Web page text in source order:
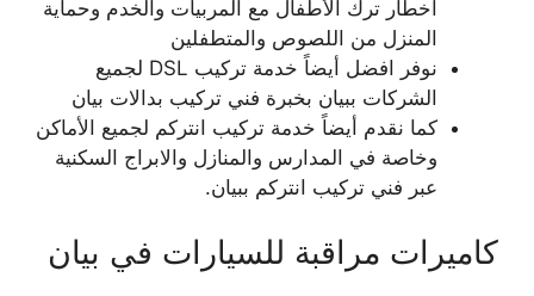
أخطار ترك الأطفال مع المربيات والخدم وحماية
المنزل من اللصوص والمتطفلين
نوفر افضل أيضاً خدمة تركيب DSL لجميع
الشركات ببيان بخبرة فني تركيب بدالات بيان
كما نقدم أيضاً خدمة تركيب انتركم لجميع الأماكن
وخاصة في المدارس والمنازل والابراج السكنية
عبر فني تركيب انتركم ببيان.
كاميرات مراقبة للسيارات في بيان